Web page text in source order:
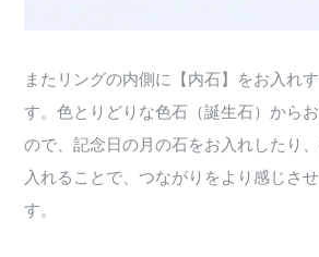
またリングの内側に【内石】をお入れ
す。色とりどりな色石（誕生石）から
ので、記念日の月の石をお入れしたり
入れることで、つながりをより感じさ
す。